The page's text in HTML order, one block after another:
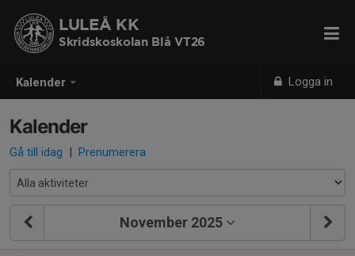
Kalender Logga in
LULEÅ KK
Skridskoskolan Blå VT26
Kalender
Gå till idag | Prenumerera
November 2025